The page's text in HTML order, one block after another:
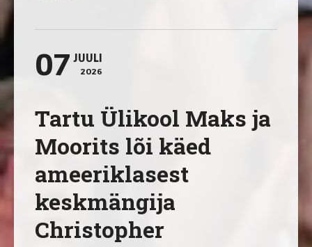
07 JUULI
2026
Tartu Ülikool Maks ja
Moorits lõi käed
ameeriklasest
keskmängija
Christopher